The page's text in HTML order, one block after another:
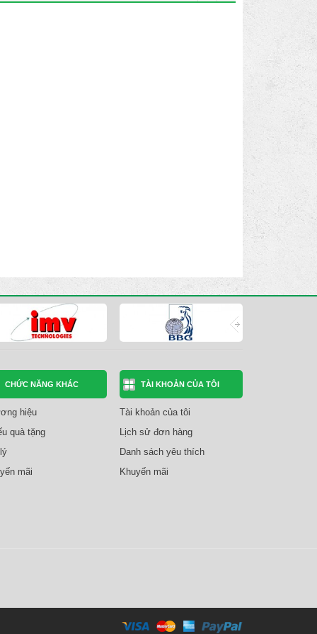
CHỨC NĂNG KHÁC
hiệu
quà tặng
mãi
TÀI KHOẢN CỦA TÔI
Tài khoản của tôi
Lịch sử đơn hàng
Danh sách yêu thích
Khuyến mãi